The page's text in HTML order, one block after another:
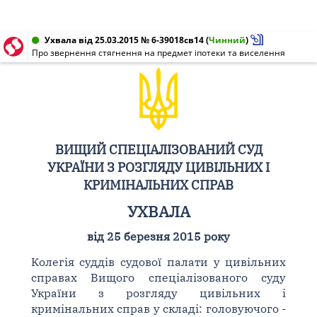
Ухвала від 25.03.2015 № 6-39018св14(Чинний)
Про звернення стягнення на предмет іпотеки та виселення
ВИЩИЙ СПЕЦІАЛІЗОВАНИЙ СУД
УКРАЇНИ З РОЗГЛЯДУ ЦИВІЛЬНИХ І
КРИМІНАЛЬНИХ СПРАВ
УХВАЛА
від 25 березня 2015 року
Колегія суддів судової палати у цивільних
справах Вищого спеціалізованого суду
України з розгляду цивільних і
кримінальних справ у складі: головуючого -